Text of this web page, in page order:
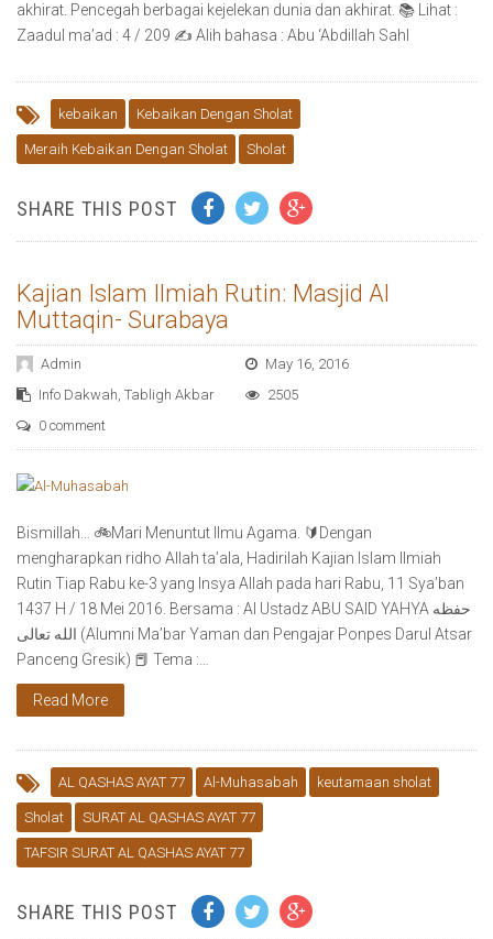
akhirat. Pencegah berbagai kejelekan dunia dan akhirat. 📚 Lihat :
Zaadul ma’ad : 4 / 209 ✍ Alih bahasa : Abu ‘Abdillah Sahl
kebaikan Kebaikan Dengan Sholat
Meraih Kebaikan Dengan Sholat Sholat
SHARE THIS POST
Kajian Islam Ilmiah Rutin: Masjid Al
Muttaqin- Surabaya
Admin
May 16, 2016
Info Dakwah, Tabligh Akbar
2505
0 comment
Bismillah… 🚲Mari Menuntut Ilmu Agama. 🔰Dengan
mengharapkan ridho Allah ta’ala, Hadirilah Kajian Islam Ilmiah
Rutin Tiap Rabu ke-3 yang Insya Allah pada hari Rabu, 11 Sya’ban
1437 H / 18 Mei 2016. Bersama : Al Ustadz ABU SAID YAHYA حفظه
الله تعالى (Alumni Ma’bar Yaman dan Pengajar Ponpes Darul Atsar
Panceng Gresik) 📕 Tema :…
Read More
AL QASHAS AYAT 77 Al-Muhasabah keutamaan sholat
Sholat SURAT AL QASHAS AYAT 77
TAFSIR SURAT AL QASHAS AYAT 77
SHARE THIS POST